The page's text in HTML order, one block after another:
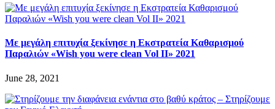
Με μεγάλη επιτυχία ξεκίνησε η Εκστρατεία Καθαρισμού
Παραλιών «Wish you were clean Vol II» 2021
June 28, 2021